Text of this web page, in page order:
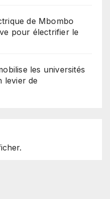
de Mbombo
pour électrifier le
les universités
levier de